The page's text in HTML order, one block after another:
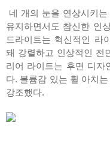
네 개의 눈을 연상시키
유지하면서도 참신한 인
드라이트는 혁신적인 라
돼 강렬하고 인상적인 전
리어 라이트는 후면 디자
다. 볼륨감 있는 휠 아치
강조했다.